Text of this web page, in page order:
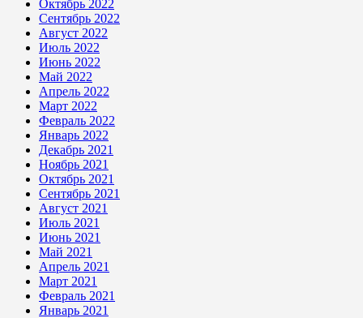
Октябрь 2022
Сентябрь 2022
Август 2022
Июль 2022
Июнь 2022
Май 2022
Апрель 2022
Март 2022
Февраль 2022
Январь 2022
Декабрь 2021
Ноябрь 2021
Октябрь 2021
Сентябрь 2021
Август 2021
Июль 2021
Июнь 2021
Май 2021
Апрель 2021
Март 2021
Февраль 2021
Январь 2021